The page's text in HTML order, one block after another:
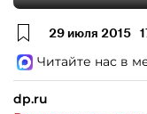
29 июля 2015
Читайте нас в
dp.ru